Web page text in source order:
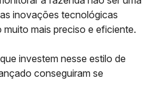
inovações tecnológicas
muito mais preciso e eficiente.
investem nesse estilo de
conseguiram se